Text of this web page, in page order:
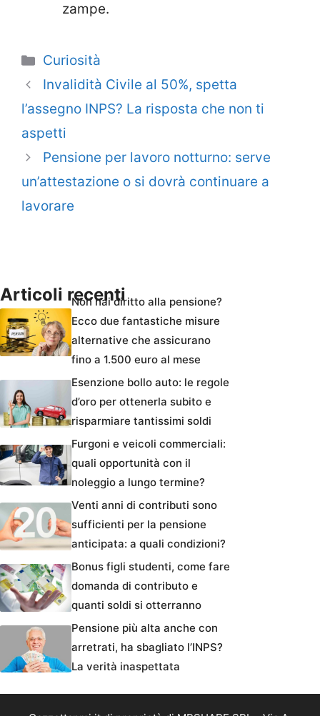
zampe.
Categorie
Curiosità
Invalidità Civile al 50%, spetta
l’assegno INPS? La risposta che non ti
aspetti
Pensione per lavoro notturno: serve
un’attestazione o si dovrà continuare a
lavorare
Articoli recentiNon hai diritto alla pensione?
Ecco due fantastiche misure
alternative che assicurano
fino a 1.500 euro al mese
Esenzione bollo auto: le regole
d’oro per ottenerla subito e
risparmiare tantissimi soldi
Furgoni e veicoli commerciali:
quali opportunità con il
noleggio a lungo termine?
Venti anni di contributi sono
sufficienti per la pensione
anticipata: a quali condizioni?
Bonus figli studenti, come fare
domanda di contributo e
quanti soldi si otterranno
Pensione più alta anche con
arretrati, ha sbagliato l’INPS?
La verità inaspettata